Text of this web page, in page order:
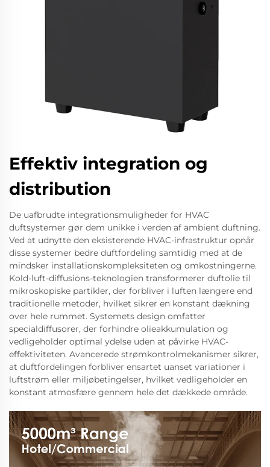
Effektiv integration og
distribution
De uafbrudte integrationsmuligheder for HVAC
duftsystemer gør dem unikke i verden af ambient duftning.
Ved at udnytte den eksisterende HVAC-infrastruktur opnår
disse systemer bedre duftfordeling samtidig med at de
mindsker installationskompleksiteten og omkostningerne.
Kold-luft-diffusions-teknologien transformerer duftolie til
mikroskopiske partikler, der forbliver i luften længere end
traditionelle metoder, hvilket sikrer en konstant dækning
over hele rummet. Systemets design omfatter
specialdiffusorer, der forhindre olieakkumulation og
vedligeholder optimal ydelse uden at påvirke HVAC-
effektiviteten. Avancerede strømkontrolmekanismer sikrer,
at duftfordelingen forbliver ensartet uanset variationer i
luftstrøm eller miljøbetingelser, hvilket vedligeholder en
konstant atmosfære gennem hele det dækkede område.